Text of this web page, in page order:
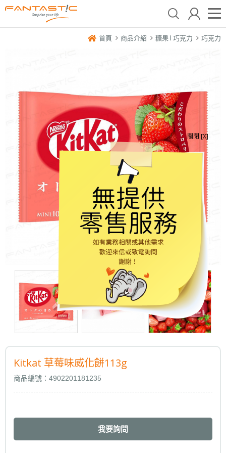
首頁 商品介紹 糖果 l 巧克力 巧克力
Kitkat 草莓味威化餅113g
商品編號：4902201181235
我要詢問
關閉 [X]